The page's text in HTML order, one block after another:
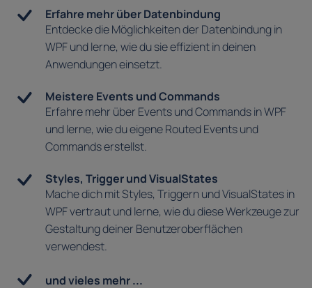
Erfahre mehr über Datenbindung
Entdecke die Möglichkeiten der Datenbindung in
WPF und lerne, wie du sie effizient in deinen
Anwendungen einsetzt.
Meistere Events und Commands
Erfahre mehr über Events und Commands in WPF
und lerne, wie du eigene Routed Events und
Commands erstellst.
Styles, Trigger und VisualStates
Mache dich mit Styles, Triggern und VisualStates in
WPF vertraut und lerne, wie du diese Werkzeuge zur
Gestaltung deiner Benutzeroberflächen
verwendest.
und vieles mehr ...